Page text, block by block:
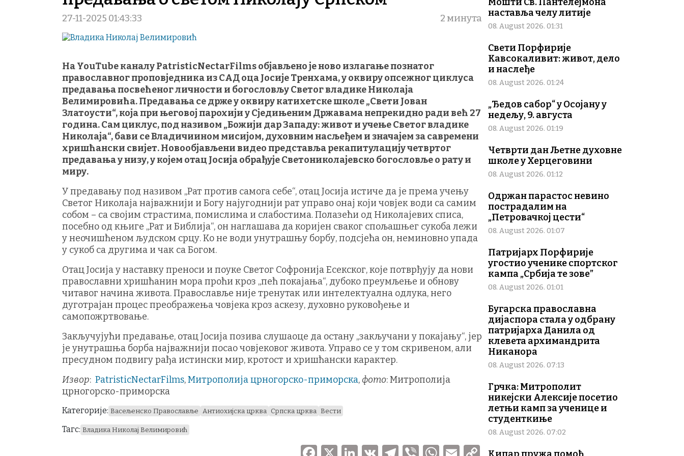
27-11-2025 01:43:33 2 минута
На YouTube каналу PatristicNectarFilms објављено је ново излагање познатог
православног проповједника из САД оца Јосије Тренхама, у оквиру опсежног циклуса
предавања посвећеног личности и богословљу Светог владике Николаја
Велимировића. Предавања се држе у оквиру катихетске школе „Свети Јован
Златоусти“, која при његовој парохији у Сједињеним Државама непрекидно ради већ 27
година. Сам циклус, под називом „Божији дар Западу: живот и учење Светог владике
Николаја“, бави се Владичиинoм мисијом, духовним насљеђем и значајем за савремени
хришћански свијет. Новообјављени видео представља рекапитулацију четвртог
предавања у низу, у којем отац Јосија обрађује Светониколајевско богословље о рату и
миру.
У предавању под називом „Рат против самога себе“, отац Јосија истиче да је према учењу
Светог Николаја најважнији и Богу најугоднији рат управо онај који човјек води са самим
собом – са својим страстима, помислима и слабостима. Полазећи од Николајевих списа,
посебно од књиге „Рат и Библија“, он наглашава да коријен сваког спољашњег сукоба лежи
у неочишћеном људском срцу. Ко не води унутрашњу борбу, подсјећа он, неминовно упада
у сукоб са другима и чак са Богом.
Отац Јосија у наставку преноси и поуке Светог Софронија Есекског, које потврђују да нови
православни хришћанин мора проћи кроз „пећ покајања“, дубоко преумљење и обнову
читавог начина живота. Православље није тренутак или интелектуална одлука, него
дуготрајан процес преображења човјека кроз аскезу, духовно руковођење и
самопожртвовање.
Закључујући предавање, отац Јосија позива слушаоце да остану „закључани у покајању“, јер
је унутрашња борба најважнији посао човјековог живота. Управо се у том скривеном, али
пресудном подвигу рађа истински мир, кротост и хришћански карактер.
Извор: PatristicNectarFilms,Митрополија црногорско-приморска,фото: Митрополија
црногорско-приморска
Категорије: Васељенско Православље Антиохијска црква Српска црква Вести
Тагс: Владика Николај Велимировић
F
X
Li V
T
V
W E
C
наставља челу литије
08. August 2026. 01:31
Свети Порфирије
Кавсокаливит: живот, дело
и наслеђе
08. August 2026. 01:24
„Ђедов сабор“ у Осојану у
недељу, 9. августа
08. August 2026. 01:19
Четврти дан Љетне духовне
школе у Херцеговини
08. August 2026. 01:12
Одржан парастос невино
пострадалим на
„Петровачкој цести“
08. August 2026. 01:07
Патријарх Порфирије
угостио ученике спортског
кампа „Србија те зове”
08. August 2026. 01:01
Бугарска православна
дијаспора стала у одбрану
патријарха Данила од
клевета архимандрита
Никанора
08. August 2026. 07:13
Грчка: Митрополит
никејски Алексије посетио
летњи камп за ученице и
студенткиње
08. August 2026. 07:02